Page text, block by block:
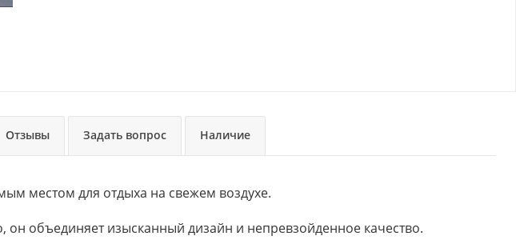
Отзывы Задать вопрос Наличие
местом для отдыха на свежем воздухе.
объединяет изысканный дизайн и непревзойденное качество.